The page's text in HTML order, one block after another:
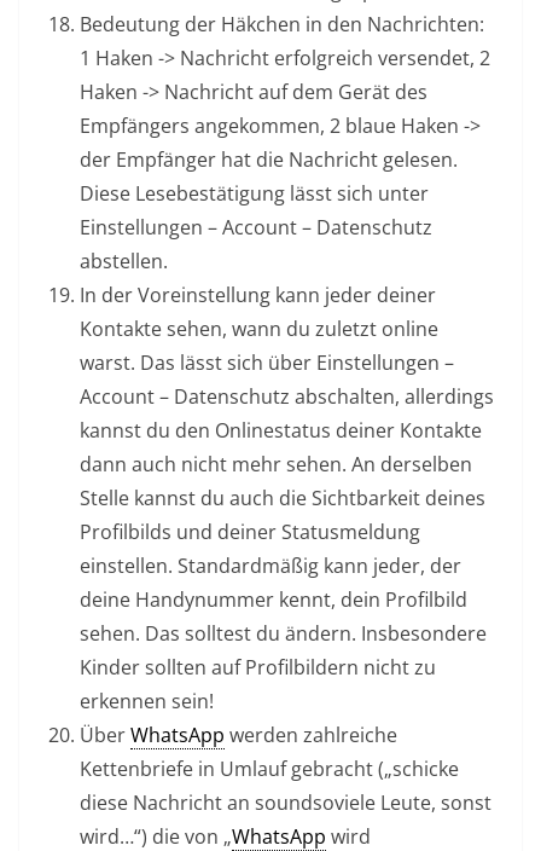
Bedeutung der Häkchen in den Nachrichten:
1 Haken -> Nachricht erfolgreich versendet, 2
Haken -> Nachricht auf dem Gerät des
Empfängers angekommen, 2 blaue Haken ->
der Empfänger hat die Nachricht gelesen.
Diese Lesebestätigung lässt sich unter
Einstellungen – Account – Datenschutz
abstellen.
In der Voreinstellung kann jeder deiner
Kontakte sehen, wann du zuletzt online
warst. Das lässt sich über Einstellungen –
Account – Datenschutz abschalten, allerdings
kannst du den Onlinestatus deiner Kontakte
dann auch nicht mehr sehen. An derselben
Stelle kannst du auch die Sichtbarkeit deines
Profilbilds und deiner Statusmeldung
einstellen. Standardmäßig kann jeder, der
deine Handynummer kennt, dein Profilbild
sehen. Das solltest du ändern. Insbesondere
Kinder sollten auf Profilbildern nicht zu
erkennen sein!
ÜberWhatsApp werden zahlreiche
Kettenbriefe in Umlauf gebracht („schicke
diese Nachricht an soundsoviele Leute, sonst
wird…“) die von „WhatsApp wird